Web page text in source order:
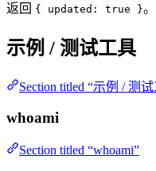
返回 { updated: true }。
示例 / 测试工具
Section titled “示例 / 测
whoami
Section titled “whoami”